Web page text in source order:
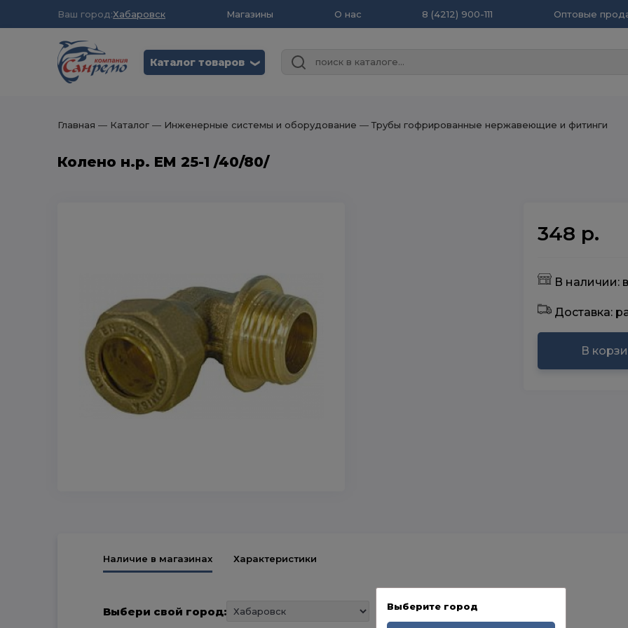
Ваш город:Хабаровск Магазины О нас 8 (4212) 900-111 Оптовые
Каталог товаров ❮
Главная ― Каталог ― Инженерные системы и оборудование ― Трубы гофрированные нержавеющие и фитинги
Колено н.р. ЕМ 25-1 /40/80/
348 р.
В наличии:
Доставка:
В
Наличие в магазинах Характеристики
Выбери свой город: Выберите город